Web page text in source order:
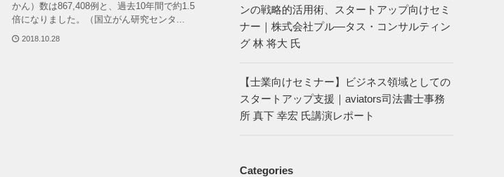
かん）数は867,408例と、過去10年間で約1.5
倍になりました。（国立がん研究センタ...
2018.10.28
ンの戦略的活用術、スタートアップ向けセミ
ナー｜株式会社プル―タス・コンサルティン
グ 林 将大 氏
【士業向けセミナー】ビジネス領域としての
スタートアップ支援｜aviators司法書士事務
所 真下 幸宏 氏講演レポート
Categories